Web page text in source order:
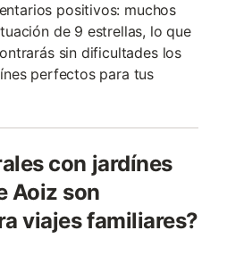
positivos: muchos
de 9 estrellas, lo que
sin dificultades los
perfectos para tus
con jardínes
Aoiz son
viajes familiares?